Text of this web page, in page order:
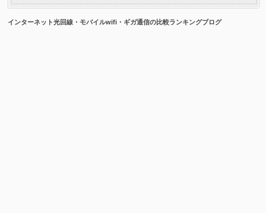
インターネット光回線・モバイルwifi・ギガ通信の比較ランキングブログ